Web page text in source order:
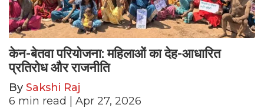
केन-बेतवा परियोजना: महिलाओं का देह-आधारित
प्रतिरोध और राजनीति
By Sakshi Raj
6 min read | Apr 27, 2026